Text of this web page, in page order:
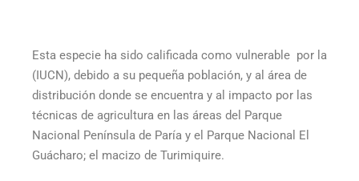
Esta especie ha sido calificada como vulnerable por la
(IUCN), debido a su pequeña población, y al área de
distribución donde se encuentra y al impacto por las
técnicas de agricultura en las áreas del Parque
Nacional Península de Paría y el Parque Nacional El
Guácharo; el macizo de Turimiquire.